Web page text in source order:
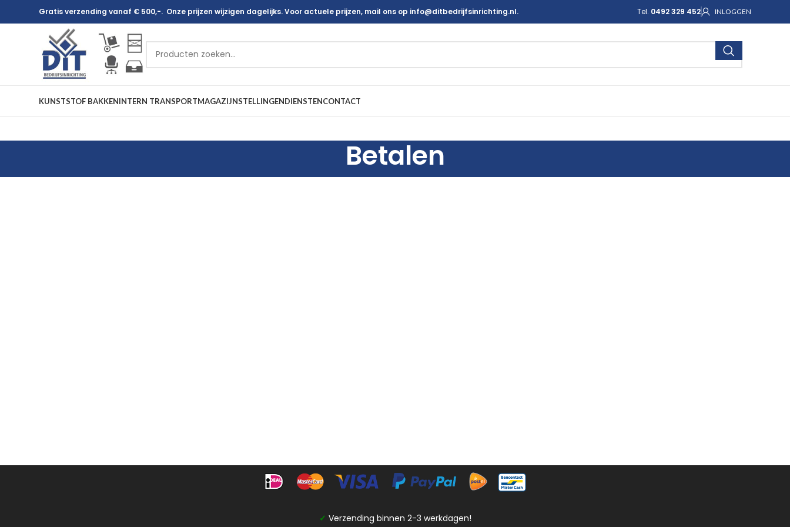
Gratis verzending vanaf € 500,-. Onze prijzen wijzigen dagelijks. Voor actuele prijzen, mail ons op info@ditbedrijfsinrichting.nl. Tel. 0492 329 452 INLOGGEN
KUNSTSTOF BAKKENINTERN TRANSPORTMAGAZIJNSTELLINGENDIENSTENCONTACT
Betalen
✓ Verzending binnen 2-3 werkdagen!